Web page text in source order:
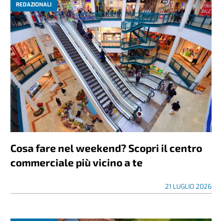
REDAZIONALI
Cosa fare nel weekend? Scopri il centro
commerciale più vicino a te
21 LUGLIO 2026